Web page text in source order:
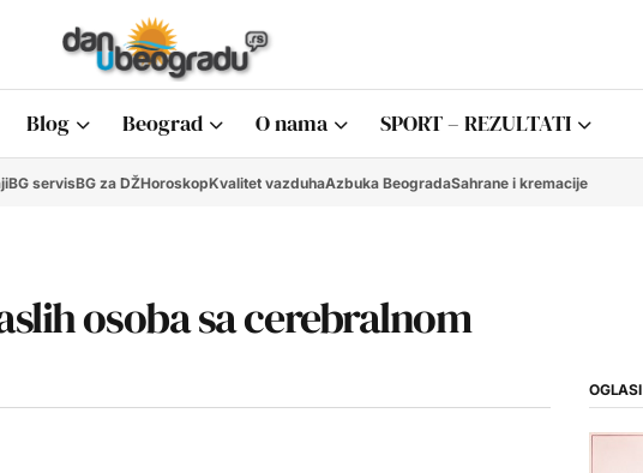
Blog Beograd O nama SPORT – REZULTATI
BG servisBG za DŽHoroskopKvalitet vazduhaAzbuka BeogradaSahrane i kremacije
osoba sa cerebralnom
OGLASI